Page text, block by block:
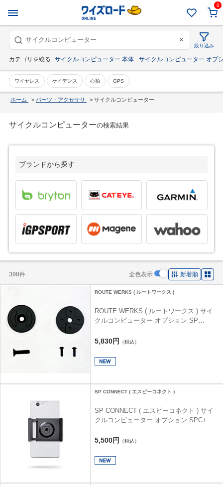
0
×
絞り込み
カテゴリを絞る サイクルコンピューター 本体 サイクルコンピューター オプ
ワイヤレス ケイデンス 心拍 GPS
ホーム > パーツ・アクセサリ > サイクルコンピューター
サイクルコンピューターの検索結果
ブランドから探す
398件 全色表示 新着順
ROUTE WERKS ( ルートワークス )
ROUTE WERKS ( ルートワークス ) サイ
クルコンピューター オプション SP
クト テックマウント )
5,830円 （税込）
SP CONNECT ( エスピーコネクト )
SP CONNECT ( エスピーコネクト ) サイ
クルコンピューター オプション SPC+
ニバーサルフォンホルダー )
5,500円 （税込）